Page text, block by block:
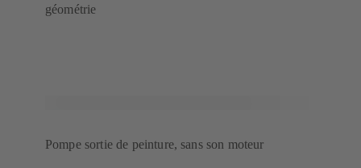
géométrie
Pompe sortie de peinture, sans son moteur